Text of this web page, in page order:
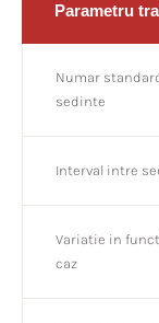
Parametru
Numar
sedinte
Interval intre
Variatie in
caz